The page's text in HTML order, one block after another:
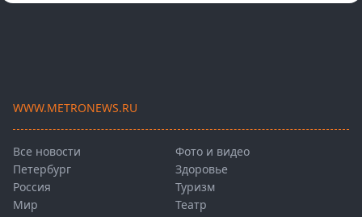
WWW.METRONEWS.RU
Все новости
Петербург
Россия
Мир
Фото и видео
Здоровье
Туризм
Театр